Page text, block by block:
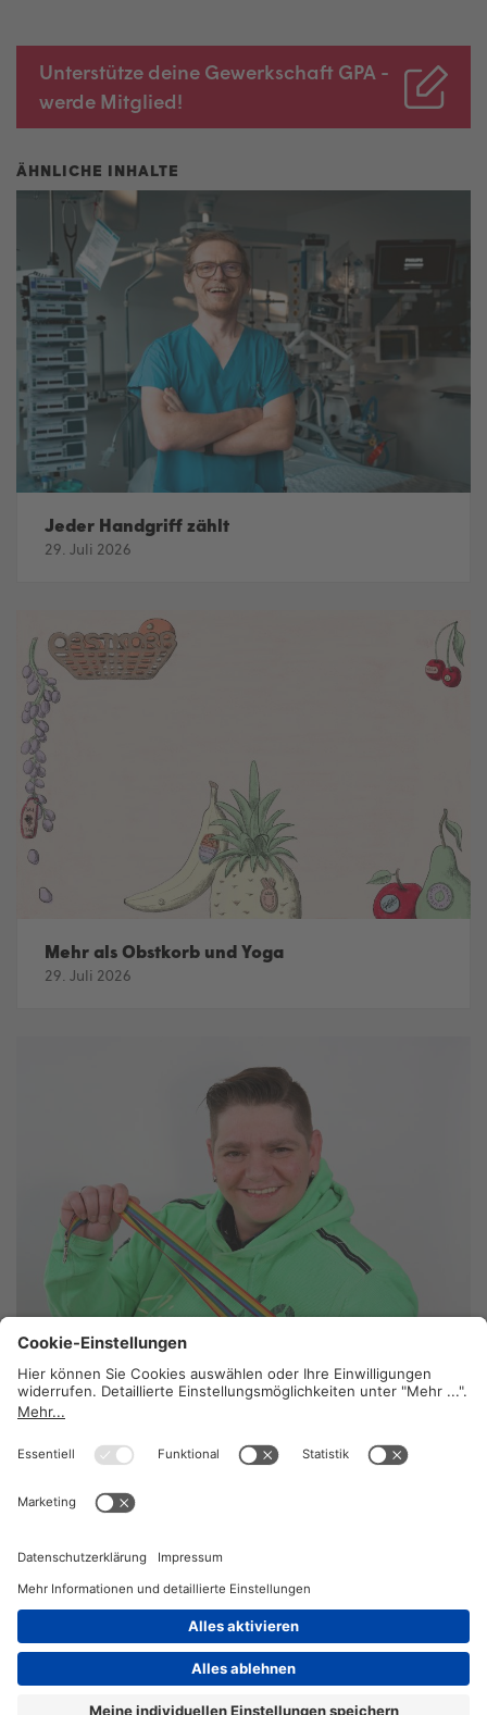
Unterstütze deine Gewerkschaft GPA -
werde Mitglied!
Jeder Handgriff zählt
29. Juli 2026
Mehr als Obstkorb und Yoga
29. Juli 2026
13. Juli 2026